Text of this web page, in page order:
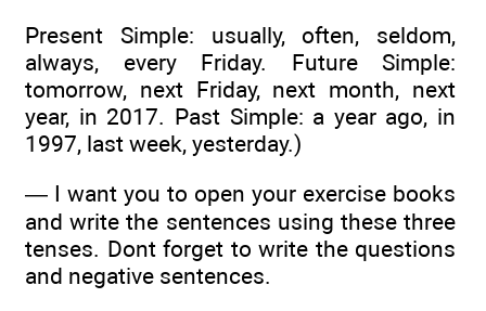
Present Simple: usually, often, seldom,
always, every Friday. Future Simple:
tomorrow, next Friday, next month, next
year, in 2017. Past Simple: a year ago, in
1997, last week, yesterday.)
— I want you to open your exercise books
and write the sentences using these three
tenses. Dont forget to write the questions
and negative sentences.